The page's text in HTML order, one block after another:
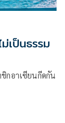
เป็นธรรม
กอาเซียนกีดกัน